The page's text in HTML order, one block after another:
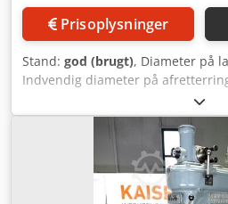
Prisoplysninger
Stand: god (brugt), Diameter på
Indvendig diameter på
Lappeskivens hastighed: 0-100
400 kg Djdpfx Ajg Smwhsndeck